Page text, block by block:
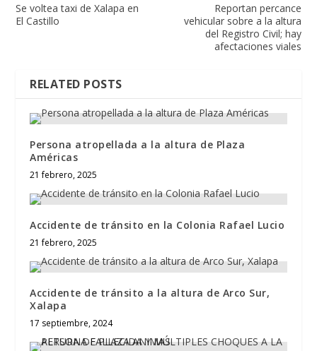
Se voltea taxi de Xalapa en
El Castillo
Reportan percance
vehicular sobre a la altura
del Registro Civil; hay
afectaciones viales
RELATED POSTS
Persona atropellada a la altura de Plaza
Américas
21 febrero, 2025
Accidente de tránsito en la Colonia Rafael Lucio
21 febrero, 2025
Accidente de tránsito a la altura de Arco Sur,
Xalapa
17 septiembre, 2024